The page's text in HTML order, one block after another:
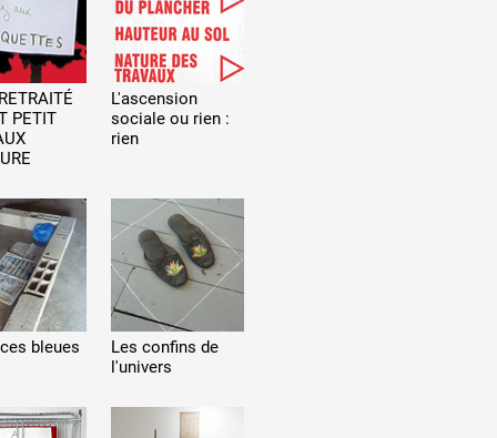
PETIT
L'ascension
sociale ou rien :
rien
bleues
Les confins de
l'univers